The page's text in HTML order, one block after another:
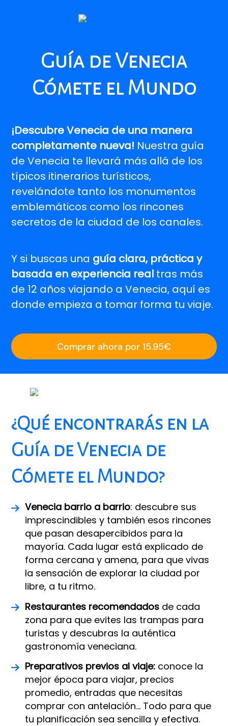
Guía de Venecia
Cómete el Mundo
¡Descubre Venecia de una manera
completamente nueva! Nuestra guía
de Venecia te llevará más allá de los
típicos itinerarios turísticos,
revelándote tanto los monumentos
emblemáticos como los rincones
secretos de la ciudad de los canales.
Y si buscas una guía clara, práctica y
basada en experiencia real tras más
de 12 años viajando a Venecia, aquí es
donde empieza a tomar forma tu viaje.
Comprar ahora por 15.95€
¿Qué encontrarás en la
Guía de Venecia de
Cómete el Mundo?
Venecia barrio a barrio: descubre sus
imprescindibles y también esos rincones
que pasan desapercibidos para la
mayoría. Cada lugar está explicado de
forma cercana y amena, para que vivas
la sensación de explorar la ciudad por
libre, a tu ritmo.
Restaurantes recomendados de cada
zona para que evites las trampas para
turistas y descubras la auténtica
gastronomía veneciana.
Preparativos previos al viaje: conoce la
mejor época para viajar, precios
promedio, entradas que necesitas
comprar con antelación... Todo para que
tu planificación sea sencilla y efectiva.